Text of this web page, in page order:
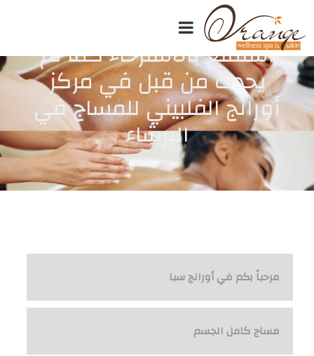
استمتع بالاسترخاء كما لم
يحدث من قبل في مركز
أورانج الفلبيني للمساج في
البرشاء
مرحباً بكم في أورانج سبا
مساج كامل الجسم